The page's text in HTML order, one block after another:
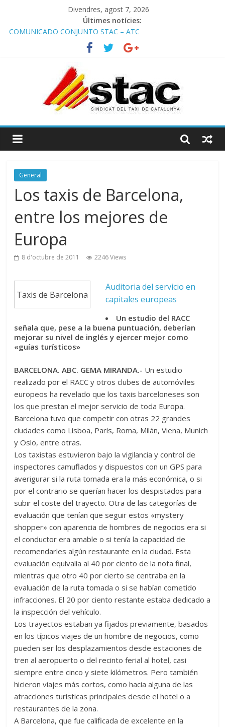
Divendres, agost 7, 2026
Últimes notícies:
COMUNICADO CONJUNTO STAC – ATC
Comunicado STAC/ ATC de la reunión con los Mossos d
‘Esquadra del aeropuerto de Barcelona.
Programa de Radio TAXI LIBRE 29.07.2026 en COOLTURA FM.
STAC/ATC SOLICITAN TAULA TÈCNICA PARA MEJORAR LA
OPERATIVA DE ENTRADA EN EL PUERTO DE BARCELONA.
Programa de Radio TAXI LIBRE 22.07.2026 en COOLTURA FM.
General
Los taxis de Barcelona,
entre los mejores de
Europa
8 d'octubre de 2011 2246 Views
Taxis de Barcelona
Auditoria del servicio en
capitales europeas
Un estudio del RACC
señala que, pese a la buena puntuación, deberían
mejorar su nivel de inglés y ejercer mejor como
«guías turísticos»
BARCELONA. ABC. GEMA MIRANDA.- Un estudio
realizado por el RACC y otros clubes de automóviles
europeos ha revelado que los taxis barceloneses son
los que prestan el mejor servicio de toda Europa.
Barcelona tuvo que competir con otras 22 grandes
ciudades como Lisboa, París, Roma, Milán, Viena, Munich
y Oslo, entre otras.
Los taxistas estuvieron bajo la vigilancia y control de
inspectores camuflados y dispuestos con un GPS para
averigurar si la ruta tomada era la más económica, o si
por el contrario se querían hacer los despistados para
subir el coste del trayecto. Otra de las categorías de
evaluación que tenían que seguir estos «mystery
shopper» con aparencia de hombres de negocios era si
el conductor era amable o si tenía la capacidad de
recomendarles algún restaurante en la ciudad. Esta
evaluación equivalía al 40 por ciento de la nota final,
mientras que otro 40 por cierto se centraba en la
evaluación de la ruta tomada o si se habían cometido
infracciones. El 20 por ciento restante estaba dedicado a
la inspección del vehículo.
Los trayectos estaban ya fijados previamente, basados
en los típicos viajes de un hombre de negocios, como
pueden ser los desplazamientos desde estaciones de
tren al aeropuerto o del recinto ferial al hotel, casi
siempre entre cinco y siete kilómetros. Pero también
hicieron viajes más cortos, como hacia alguna de las
atracciones turísticas principales desde el hotel o a
restaurantes de la zona.
A Barcelona, que fue calificada de excelente en la